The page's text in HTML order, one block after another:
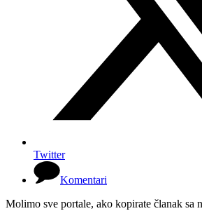
Twitter
Komentari
Molimo sve portale, ako kopirate članak sa